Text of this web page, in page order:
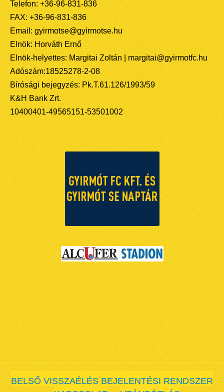
Telefon: +36-96-831-836
FAX: +36-96-831-836
Email: gyirmotse@gyirmotse.hu
Elnök: Horváth Ernő
Elnök-helyettes: Margitai Zoltán | margitai@gyirmotfc.hu
Adószám:18525278-2-08
Bírósági bejegyzés: Pk.T.61.126/1993/59
K&H Bank Zrt.
10400401-49565151-53501002
BELSŐ VISSZAÉLÉS BEJELENTÉSI RENDSZER